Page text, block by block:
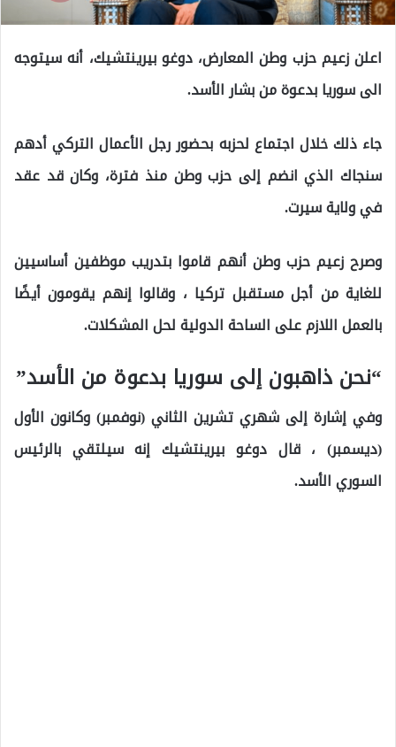
اعلن زعيم حزب وطن المعارض، دوغو بيرينتشيك، أنه سيتوجه
الى سوريا بدعوة من بشار الأسد.
جاء ذلك خلال اجتماع لحزبه بحضور رجل الأعمال التركي أدهم
سنجاك الذي انضم إلى حزب وطن منذ فترة، وكان قد عقد
في ولاية سيرت.
وصرح زعيم حزب وطن أنهم قاموا بتدريب موظفين أساسيين
للغاية من أجل مستقبل تركيا ، وقالوا إنهم يقومون أيضًا
بالعمل اللازم على الساحة الدولية لحل المشكلات.
“نحن ذاهبون إلى سوريا بدعوة من الأسد”
وفي إشارة إلى شهري تشرين الثاني (نوفمبر) وكانون الأول
(ديسمبر) ، قال دوغو بيرينتشيك إنه سيلتقي بالرئيس
السوري الأسد.